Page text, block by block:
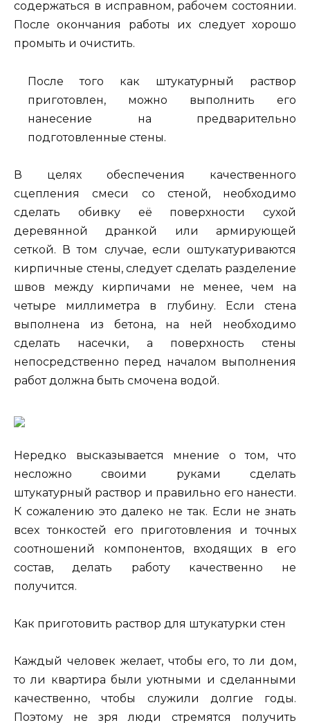
содержаться в исправном, рабочем состоянии.
После окончания работы их следует хорошо
промыть и очистить.
После того как штукатурный раствор
приготовлен, можно выполнить его
нанесение на предварительно
подготовленные стены.
В целях обеспечения качественного
сцепления смеси со стеной, необходимо
сделать обивку её поверхности сухой
деревянной дранкой или армирующей
сеткой. В том случае, если оштукатуриваются
кирпичные стены, следует сделать разделение
швов между кирпичами не менее, чем на
четыре миллиметра в глубину. Если стена
выполнена из бетона, на ней необходимо
сделать насечки, а поверхность стены
непосредственно перед началом выполнения
работ должна быть смочена водой.
Нередко высказывается мнение о том, что
несложно своими руками сделать
штукатурный раствор и правильно его нанести.
К сожалению это далеко не так. Если не знать
всех тонкостей его приготовления и точных
соотношений компонентов, входящих в его
состав, делать работу качественно не
получится.
Как приготовить раствор для штукатурки стен
Каждый человек желает, чтобы его, то ли дом,
то ли квартира были уютными и сделанными
качественно, чтобы служили долгие годы.
Поэтому не зря люди стремятся получить